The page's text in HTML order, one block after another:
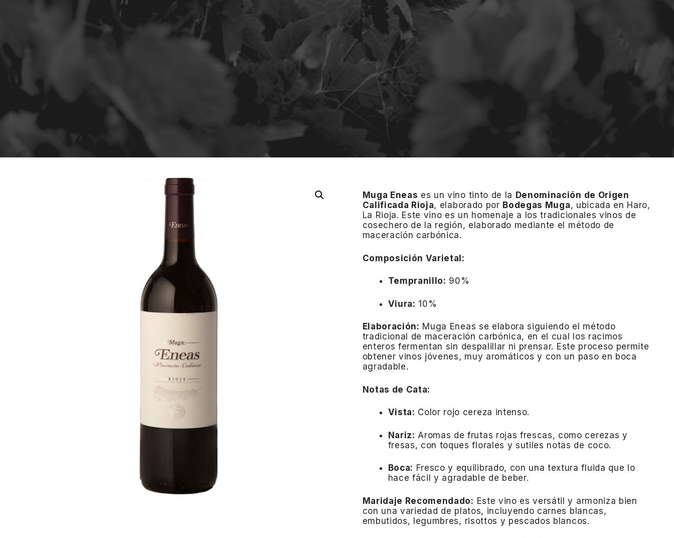
Muga Eneas es un vino tinto de la Denominación de Origen
Calificada Rioja, elaborado por Bodegas Muga, ubicada en Haro,
La Rioja. Este vino es un homenaje a los tradicionales vinos de
cosechero de la región, elaborado mediante el método de
maceración carbónica.
Composición Varietal:
Tempranillo: 90%
Viura: 10%
Elaboración: Muga Eneas se elabora siguiendo el método
tradicional de maceración carbónica, en el cual los racimos
enteros fermentan sin despalillar ni prensar. Este proceso permite
obtener vinos jóvenes, muy aromáticos y con un paso en boca
agradable.
Notas de Cata:
Vista: Color rojo cereza intenso.
Nariz: Aromas de frutas rojas frescas, como cerezas y
fresas, con toques florales y sutiles notas de coco.
Boca: Fresco y equilibrado, con una textura fluida que lo
hace fácil y agradable de beber.
Maridaje Recomendado: Este vino es versátil y armoniza bien
con una variedad de platos, incluyendo carnes blancas,
embutidos, legumbres, risottos y pescados blancos.